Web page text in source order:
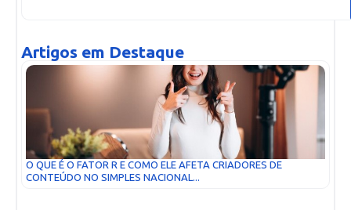
Artigos em Destaque
O QUE É O FATOR R E COMO ELE AFETA CRIADORES DE
CONTEÚDO NO SIMPLES NACIONAL...